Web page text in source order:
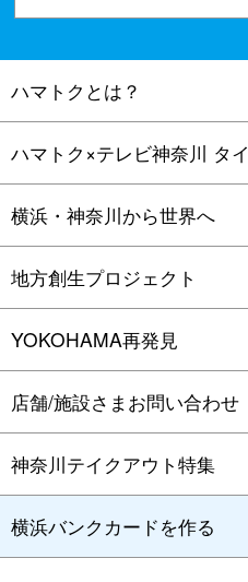
ハマトクとは？
ハマトク×テレビ神奈川 タ
横浜・神奈川から世界へ
地方創生プロジェクト
YOKOHAMA再発見
店舗/施設さまお問い合わせ
神奈川テイクアウト特集
横浜バンクカードを作る